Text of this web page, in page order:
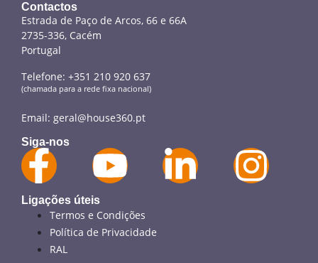
Contactos
Estrada de Paço de Arcos, 66 e 66A
2735-336, Cacém
Portugal
Telefone: +351 210 920 637
(chamada para a rede fixa nacional)
Email: geral@house360.pt
Siga-nos
Ligações úteis
Termos e Condições
Política de Privacidade
RAL